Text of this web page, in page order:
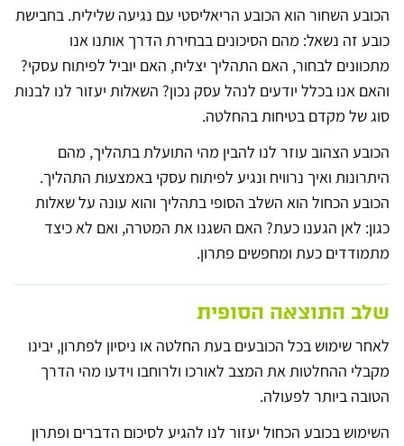
הכובע השחור הוא הכובע הריאליסטי עם נגיעה שלילית. בחבישת
כובע זה נשאל: מהם הסיכונים בבחירת הדרך אותנו אנו
מתכוונים לבחור, האם התהליך יצליח, האם יוביל לפיתוח עסקי?
והאם אנו בכלל יודעים לנהל עסק נכון? השאלות יעזור לנו לבנות
סוג של מקדם בטיחות בהחלטה.
הכובע הצהוב עוזר לנו להבין מהי התועלת בתהליך, מהם
היתרונות ואיך נרוויח ונגיע לפיתוח עסקי באמצעות התהליך.
הכובע הכחול הוא השלב הסופי בתהליך והוא עונה על שאלות
כגון: לאן הגענו כעת? האם השגנו את המטרה, ואם לא כיצד
מתמודדים כעת ומחפשים פתרון.
שלב התוצאה הסופית
לאחר שימוש בכל הכובעים בעת החלטה או ניסיון לפתרון, יבינו
מקבלי ההחלטות את המצב לאורכו ולרוחבו וידעו מהי הדרך
הטובה ביותר לפעולה.
השימוש בכובע הכחול יעזור לנו להגיע לסיכום הדברים ופתרון